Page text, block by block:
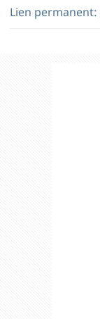
Lien permanent: